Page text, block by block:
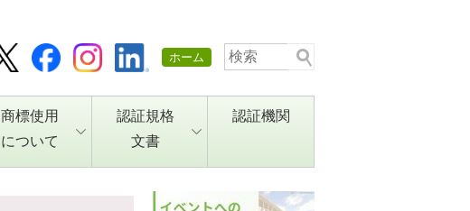
ホーム
商標使用
について
認証規格
文書
認証機関